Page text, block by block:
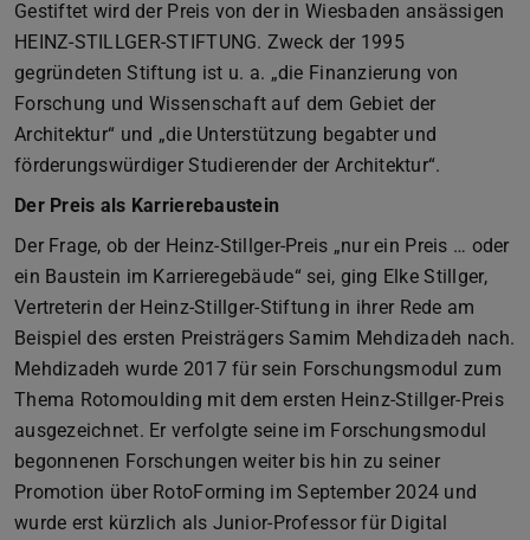
Gestiftet wird der Preis von der in Wiesbaden ansässigen
HEINZ-STILLGER-STIFTUNG. Zweck der 1995
gegründeten Stiftung ist u. a. „die Finanzierung von
Forschung und Wissenschaft auf dem Gebiet der
Architektur“ und „die Unterstützung begabter und
förderungswürdiger Studierender der Architektur“.
Der Preis als Karrierebaustein
Der Frage, ob der Heinz-Stillger-Preis „nur ein Preis … oder
ein Baustein im Karrieregebäude“ sei, ging Elke Stillger,
Vertreterin der Heinz-Stillger-Stiftung in ihrer Rede am
Beispiel des ersten Preisträgers Samim Mehdizadeh nach.
Mehdizadeh wurde 2017 für sein Forschungsmodul zum
Thema Rotomoulding mit dem ersten Heinz-Stillger-Preis
ausgezeichnet. Er verfolgte seine im Forschungsmodul
begonnenen Forschungen weiter bis hin zu seiner
Promotion über RotoForming im September 2024 und
wurde erst kürzlich als Junior-Professor für Digital